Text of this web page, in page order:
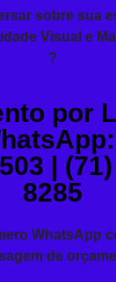
sobre sua
Visual e
?
por
|
8285
WhatsApp
de